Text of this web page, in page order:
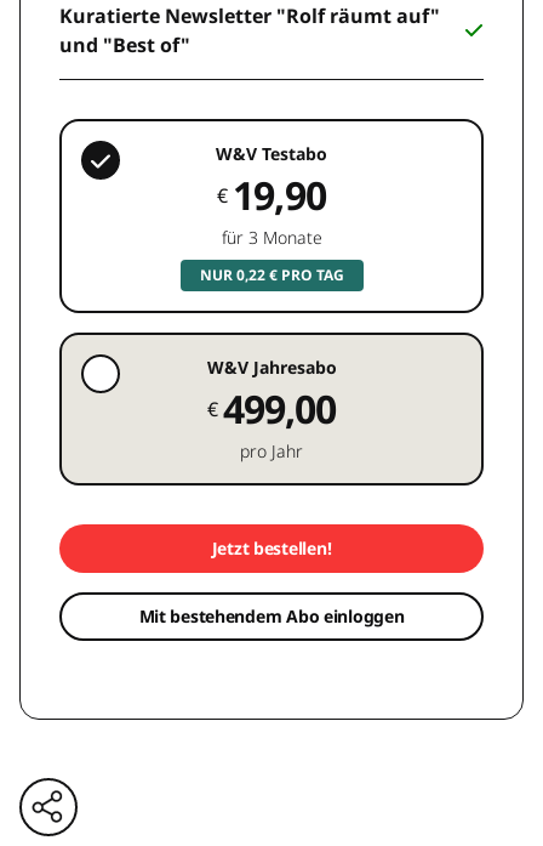
Kuratierte Newsletter "Rolf räumt auf"
und "Best of"
W&V Testabo
€ 19,90
für 3 Monate
NUR 0,22 € PRO TAG
W&V Jahresabo
€499,00
pro Jahr
Jetzt bestellen!
Mit bestehendem Abo einloggen